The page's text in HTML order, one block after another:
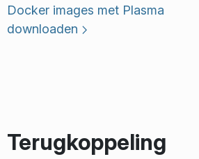
Docker images met Plasma
downloaden
Terugkoppeling